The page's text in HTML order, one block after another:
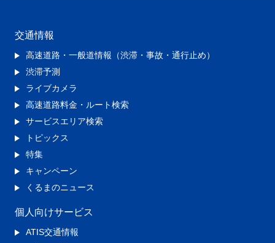
交通情報
高速道路・一般道情報（渋滞・事故・通行止め）
渋滞予測
ライブカメラ
高速道路料金・ルート検索
サービスエリア検索
トピックス
特集
キャンペーン
くるまのニュース
個人向けサービス
ATIS交通情報